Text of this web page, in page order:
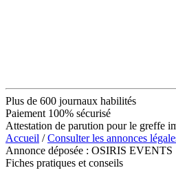
Plus de 600 journaux habilités
Paiement 100% sécurisé
Attestation de parution pour le greffe
Accueil /Consulter les annonces
Annonce déposée : OSIRIS EVENTS
Fiches pratiques et conseils